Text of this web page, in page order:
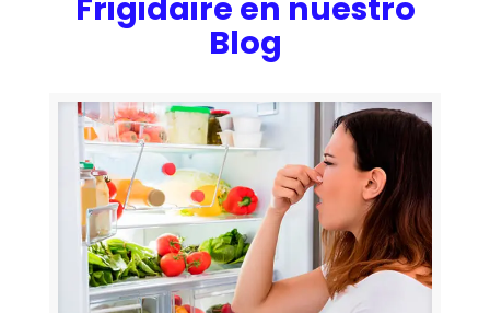
Frigidaire en nuestro
Blog